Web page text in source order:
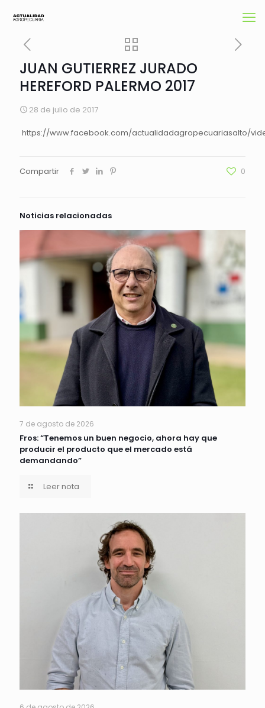
JUAN GUTIERREZ JURADO
HEREFORD PALERMO 2017
28 de julio de 2017
https://www.facebook.com/actualidadagropecuariasalto/
Compartir 0
Noticias relacionadas
7 de agosto de 2026
Fros: “Tenemos un buen negocio, ahora hay que
producir el producto que el mercado está
demandando”
Leer nota